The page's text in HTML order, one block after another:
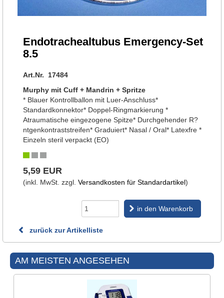
Endotrachealtubus Emergency-Set
8.5
Art.Nr. 17484
Murphy mit Cuff + Mandrin + Spritze
* Blauer Kontrollballon mit Luer-Anschluss*
Standardkonnektor* Doppel-Ringmarkierung *
Atraumatische eingezogene Spitze* Durchgehender R?
ntgenkontraststreifen* Graduiert* Nasal / Oral* Latexfre *
Einzeln steril verpackt (EO)
5,59 EUR
(inkl. MwSt. zzgl. Versandkosten für Standardartikel)
in den Warenkorb
zurück zur Artikelliste
AM MEISTEN ANGESEHEN